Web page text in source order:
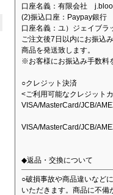
口座名義：有限会社
(2)振込口座：Paypay銀
口座名義：ユ）ジェイブラ
ご注文後7日以内にお振込
商品を発送致します。
※お客様にお振込み手数料
○クレジット決済
<ご利用可能なクレジット
VISA/MasterCard/JCB/
VISA/MasterCard/JCB/
◆返品・交換について
○破損事故や商品違いなど
いただきます。商品に不備